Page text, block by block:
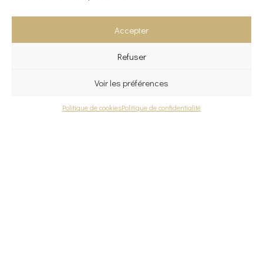
Accepter
Refuser
Voir les préférences
Politique de cookiesPolitique de confidentialité
Mon compte
Collection Signature